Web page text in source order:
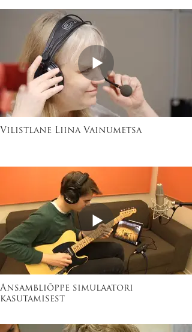
Vilistlane Liina Vainumetsa
Ansambliõppe simulaatori
kasutamisest